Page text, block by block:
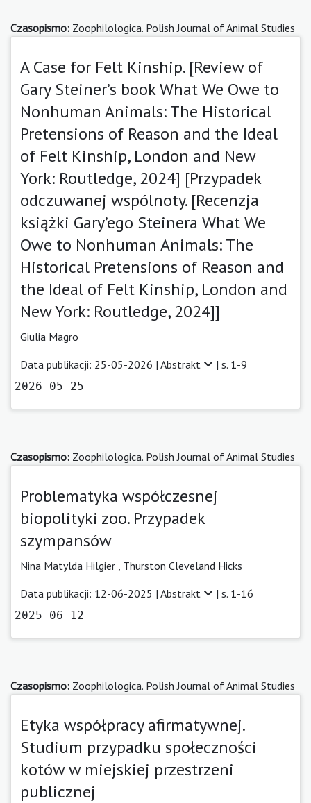
Czasopismo: Zoophilologica. Polish Journal of Animal Studies
A Case for Felt Kinship. [Review of
Gary Steiner’s book What We Owe to
Nonhuman Animals: The Historical
Pretensions of Reason and the Ideal
of Felt Kinship, London and New
York: Routledge, 2024] [Przypadek
odczuwanej wspólnoty. [Recenzja
książki Gary’ego Steinera What We
Owe to Nonhuman Animals: The
Historical Pretensions of Reason and
the Ideal of Felt Kinship, London and
New York: Routledge, 2024]]
Giulia Magro
Data publikacji: 25-05-2026 | Abstrakt | s. 1-9
2026-05-25
Czasopismo: Zoophilologica. Polish Journal of Animal Studies
Problematyka współczesnej
biopolityki zoo. Przypadek
szympansów
Nina Matylda Hilgier Thurston Cleveland Hicks
Data publikacji: 12-06-2025 | Abstrakt | s. 1-16
2025-06-12
Czasopismo: Zoophilologica. Polish Journal of Animal Studies
Etyka współpracy afirmatywnej.
Studium przypadku społeczności
kotów w miejskiej przestrzeni
publicznej